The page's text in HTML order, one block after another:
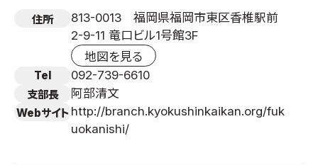
住所
813-0013 福岡県福岡市東区香椎駅前
2-9-11 竜口ビル1号館3F
地図を見る
Tel 092-739-6610
支部長 阿部清文
Webサイト http://branch.kyokushinkaikan.org/fuk
uokanishi/